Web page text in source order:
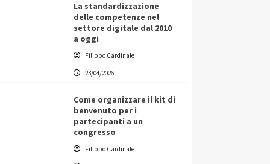
La standardizzazione
delle competenze nel
settore digitale dal 2010
a oggi
Filippo Cardinale
23/04/2026
Come organizzare il kit di
benvenuto per i
partecipanti a un
congresso
Filippo Cardinale